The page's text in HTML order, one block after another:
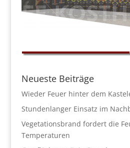
Neueste Beiträge
Wieder Feuer hinter dem
Stundenlanger Einsatz im
Vegetationsbrand fordert die
Temperaturen